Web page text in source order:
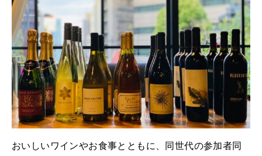
おいしいワインやお食事とともに、同世代の参加者同